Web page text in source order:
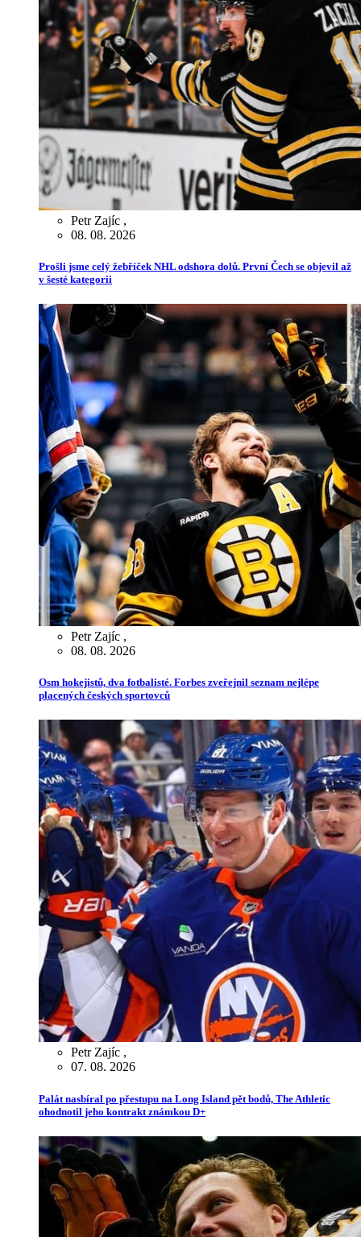
Petr Zajíc ,
08. 08. 2026
Prošli jsme celý žebříček NHL odshora dolů. První Čech se objevil až
v šesté kategorii
Petr Zajíc ,
08. 08. 2026
Osm hokejistů, dva fotbalisté. Forbes zveřejnil seznam nejlépe
placených českých sportovců
Petr Zajíc ,
07. 08. 2026
Palát nasbíral po přestupu na Long Island pět bodů, The Athletic
ohodnotil jeho kontrakt známkou D+